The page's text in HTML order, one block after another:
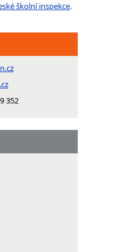
školní inspekce.
352